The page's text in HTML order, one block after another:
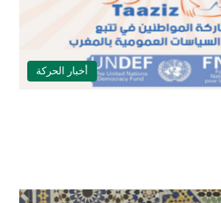
أخبار الحركة